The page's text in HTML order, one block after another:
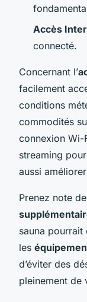
Accès
connecté.
Concernant l’
facilement
conditions
commodités
connexion Wi-
streaming
aussi
Prenez note
sauna
les
d’éviter des
pleinement de